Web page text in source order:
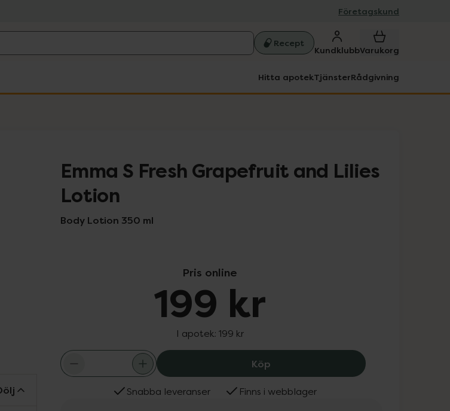
Företagskund
Recept
KundklubbVarukorg
Hitta apotekTjänsterRådgivning
Emma S Fresh Grapefruit and Lilies
Lotion
Body Lotion 350 ml
Pris online
199 kr
I apotek: 199 kr
Köp Emma S Fresh Grapefruit and Lilies
Snabba leveranser Finns i webblager